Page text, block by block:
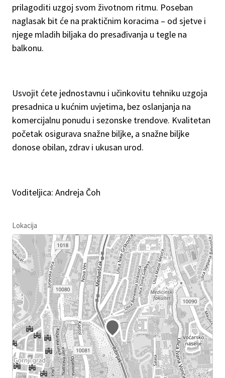
prilagoditi uzgoj svom životnom ritmu. Poseban
naglasak bit će na praktičnim koracima – od sjetve i
njege mladih biljaka do presađivanja u tegle na
balkonu.
Usvojit ćete jednostavnu i učinkovitu tehniku uzgoja
presadnica u kućnim uvjetima, bez oslanjanja na
komercijalnu ponudu i sezonske trendove. Kvalitetan
početak osigurava snažne biljke, a snažne biljke
donose obilan, zdrav i ukusan urod.
Voditeljica: Andreja Čoh
Lokacija